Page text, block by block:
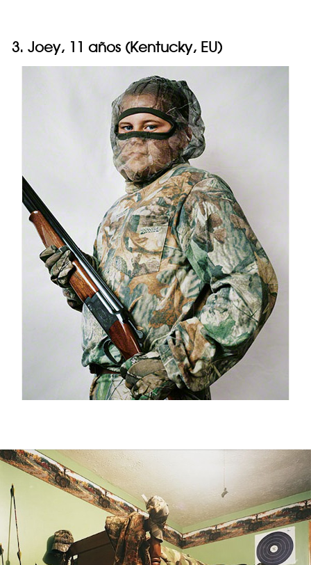
3. Joey, 11 años (Kentucky, EU)